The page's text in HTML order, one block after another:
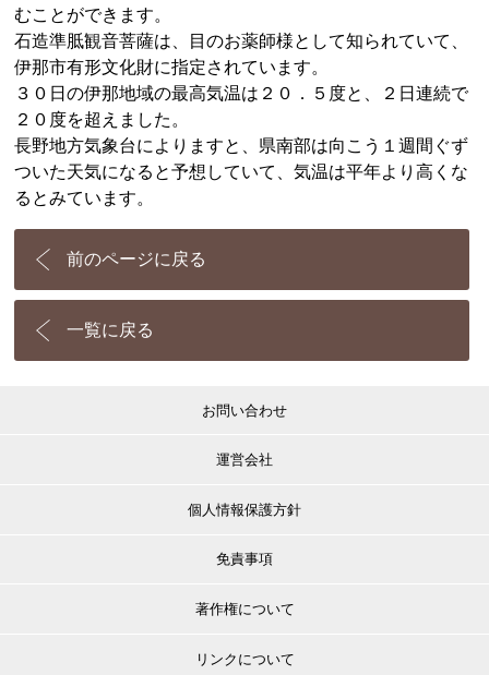
むことができます。
石造準胝観音菩薩は、目のお薬師様として知られていて、
伊那市有形文化財に指定されています。
３０日の伊那地域の最高気温は２０．５度と、２日連続で
２０度を超えました。
長野地方気象台によりますと、県南部は向こう１週間ぐず
ついた天気になると予想していて、気温は平年より高くな
るとみています。
前のページに戻る
一覧に戻る
お問い合わせ
運営会社
個人情報保護方針
免責事項
著作権について
リンクについて